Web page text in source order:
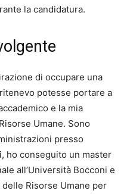
la candidatura.
di occupare una
potesse portare a
e la mia
Umane. Sono
presso
ho conseguito un master
all’Università Bocconi e
Risorse Umane per